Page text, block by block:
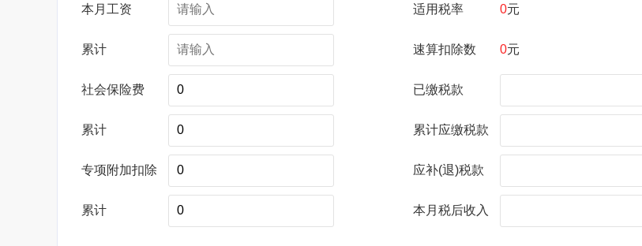
本月工资
累计
社会保险费
累计
专项附加扣除
累计
适用税率 0元
速算扣除数 0元
已缴税款
累计应缴税款
应补(退)税款
本月税后收入